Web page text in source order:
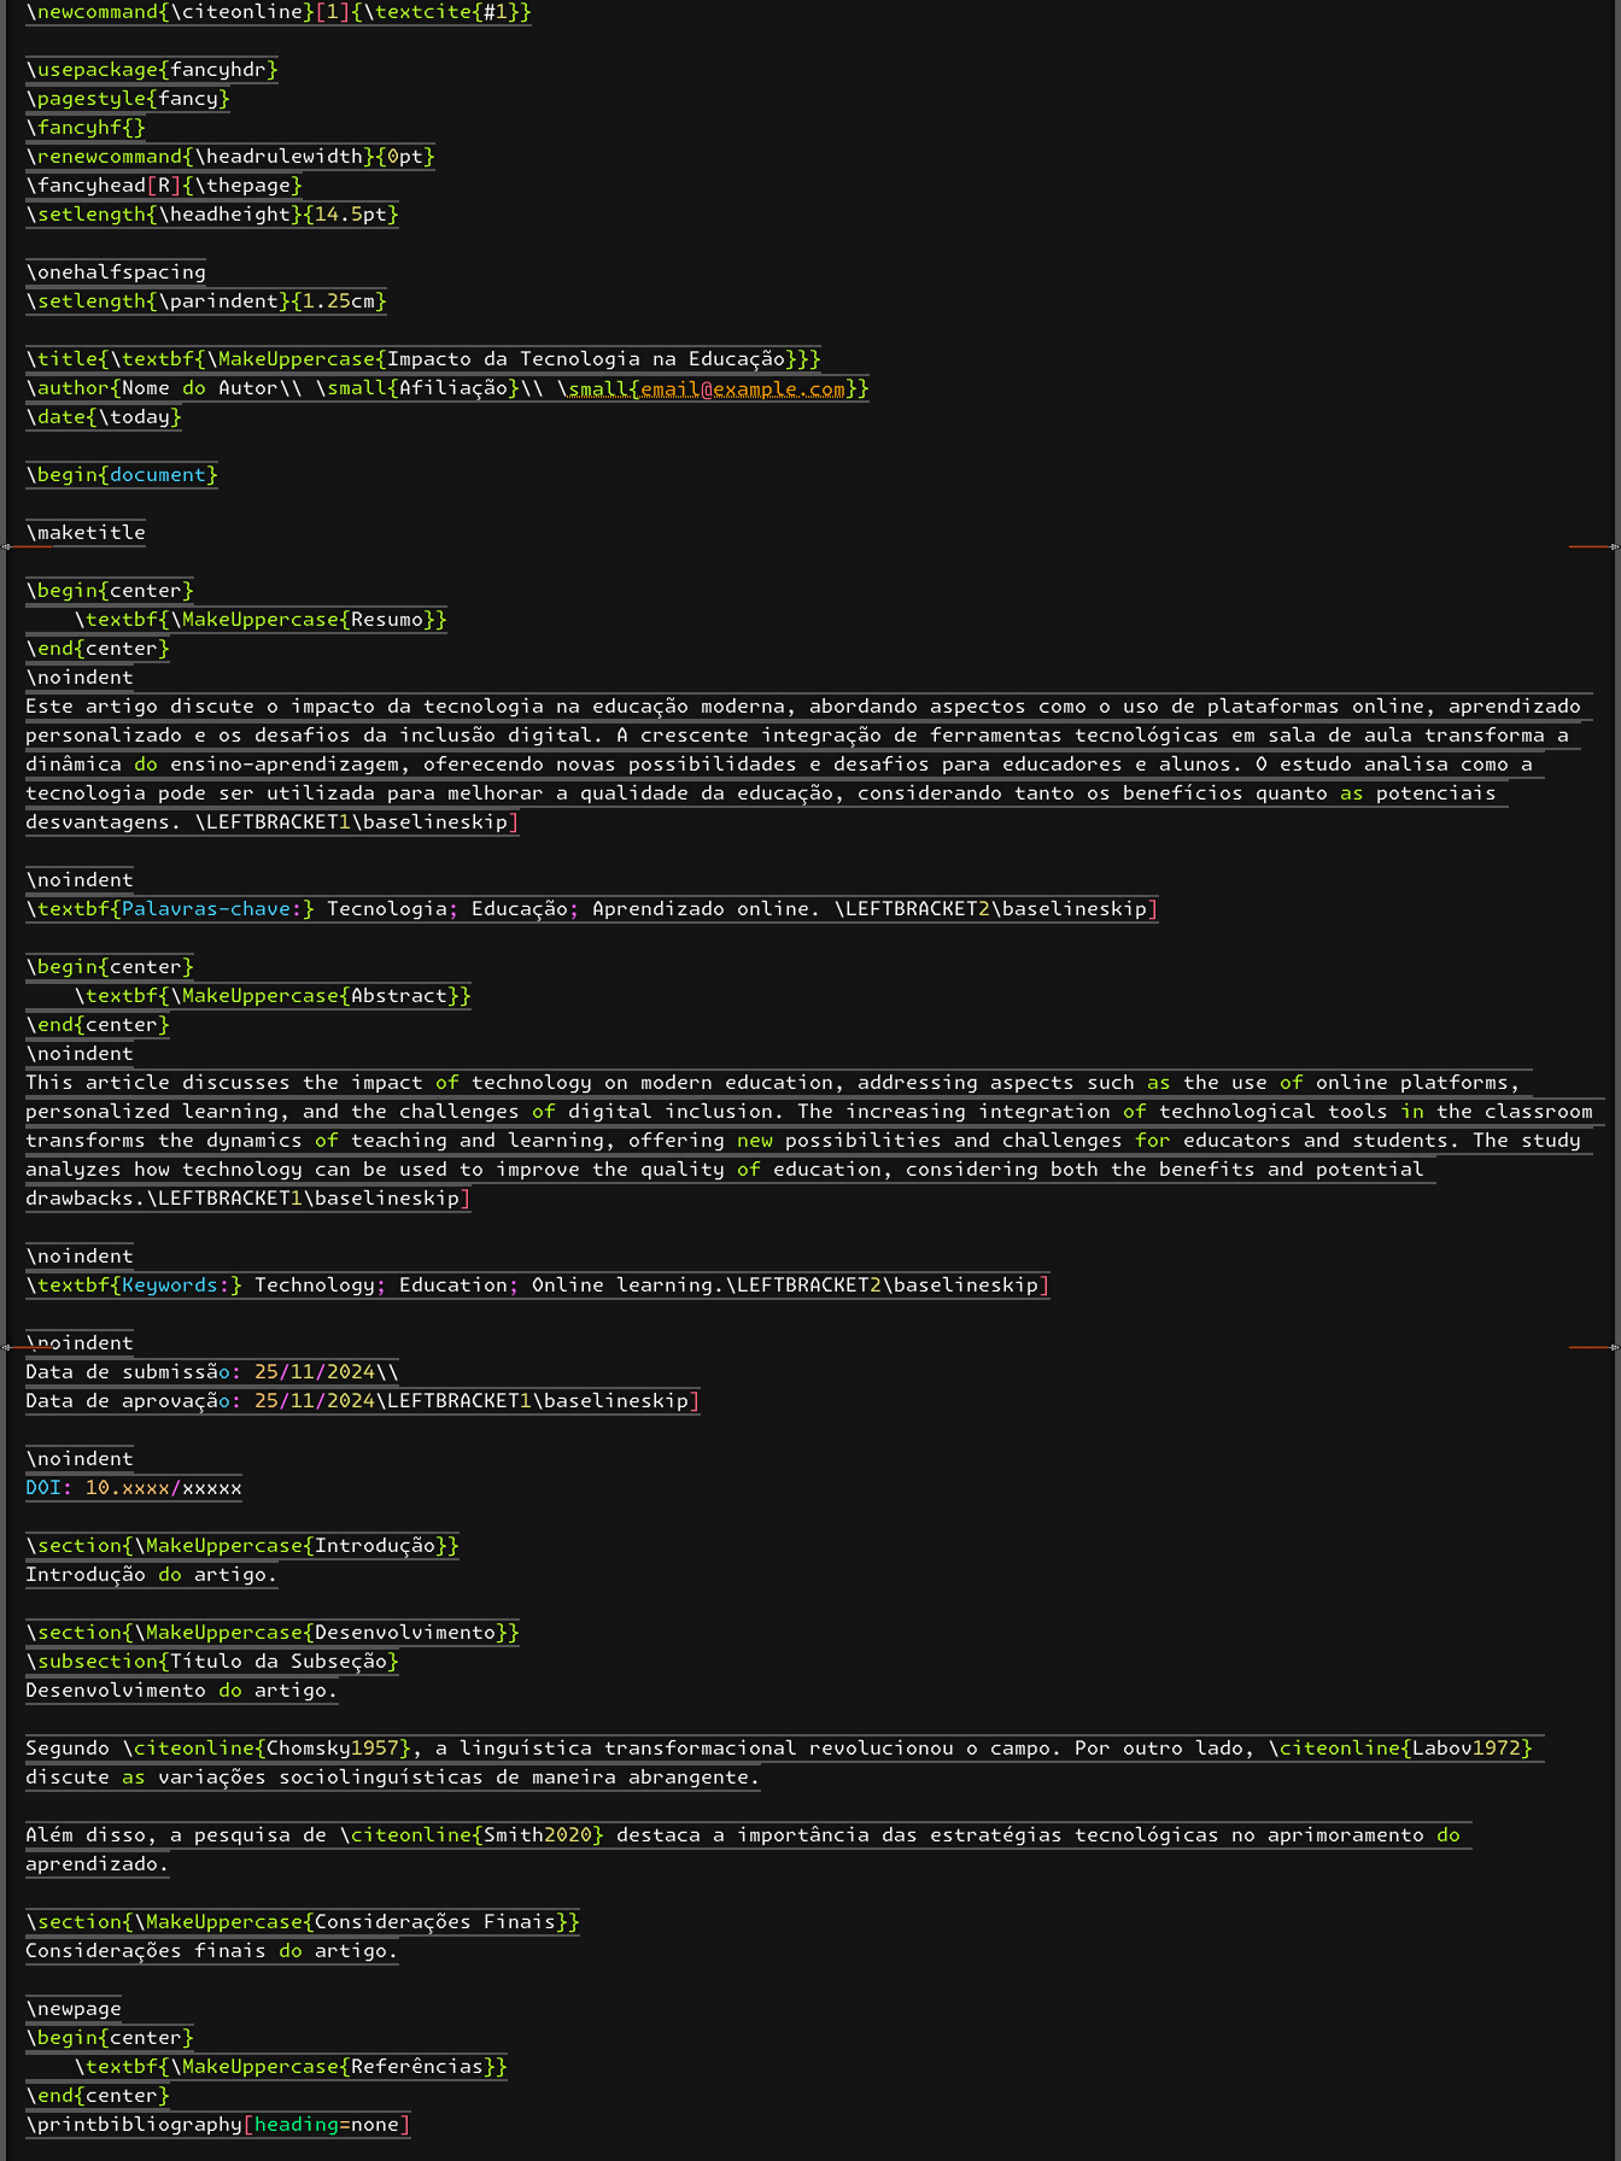
\newcommand{\citeonline}[1]{\textcite{#1}}
\usepackage{fancyhdr}
\pagestyle{fancy}
\fancyhf{}
\renewcommand{\headrulewidth}{0pt}
\fancyhead[R]{\thepage}
\setlength{\headheight}{14.5pt}
\onehalfspacing
\setlength{\parindent}{1.25cm}
\title{\textbf{\MakeUppercase{Impacto da Tecnologia na Educação}}}
\author{Nome do Autor\\ \small{Afiliação}\\ \small{email@example.com }}
\date{\today}
\begin{document}
\maketitle
\begin{center}
\end{center}
\noindent
Este artigo discute o impacto da tecnologia na educação moderna, abordando aspectos como o uso de plataformas online, aprendizado
personalizado e os desafios da inclusão digital. A crescente integração de ferramentas tecnológicas em sala de aula transforma a
dinâmica do ensino-aprendizagem, oferecendo novas possibilidades e desafios para educadores e alunos. O estudo analisa como a
tecnologia pode ser utilizada para melhorar a qualidade da educação, considerando tanto os benefícios quanto as potenciais
desvantagens. \LEFTBRACKET1\baselineskip]
\noindent
\textbf{Palavras-chave:} Tecnologia; Educação; Aprendizado online. \LEFTBRACKET2\baselineskip]
\begin{center}
\end{center}
\noindent
This article discusses the impact of technology on modern education, addressing aspects such as the use of online platforms,
personalized learning, and the challenges of digital inclusion. The increasing integration of technological tools in the classroom
transforms the dynamics of teaching and learning, offering new possibilities and challenges for educators and students. The study
analyzes how technology can be used to improve the quality of education, considering both the benefits and potential
drawbacks.\LEFTBRACKET1\baselineskip]
\noindent
\textbf{Keywords:} Technology; Education; Online learning.\LEFTBRACKET2\baselineskip]
\noindent
Data de submissão: 25/11/2024\\
Data de aprovação: 25/11/2024\LEFTBRACKET1\baselineskip]
\noindent
DOI: 10.xxxx/xxxxx
\section{\MakeUppercase{Introdução}}
Introdução do artigo.
\section{\MakeUppercase{Desenvolvimento}}
\subsection{Título da Subseção}
Desenvolvimento do artigo.
Segundo \citeonline{Chomsky1957}, a linguística transformacional revolucionou o campo. Por outro lado, \citeonline{Labov1972}
discute as variações sociolinguísticas de maneira abrangente.
Além disso, a pesquisa de \citeonline{Smith2020} destaca a importância das estratégias tecnológicas no aprimoramento do
aprendizado.
\section{\MakeUppercase{Considerações Finais}}
Considerações finais do artigo.
\newpage
\begin{center}
\end{center}
\printbibliography[heading=none]